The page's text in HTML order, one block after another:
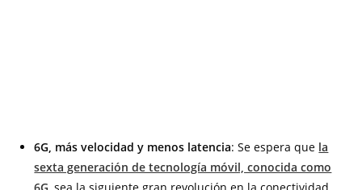
6G, más velocidad y menos latencia: Se espera que la
sexta generación de tecnología móvil, conocida como